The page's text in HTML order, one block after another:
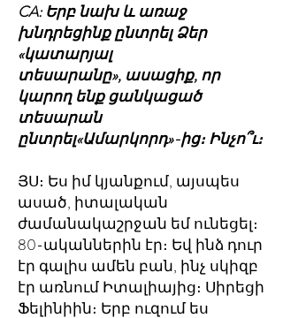
CA: Երբ նախ և առաջ
խնդրեցինք ընտրել Ձեր
«կատարյալ
տեսարանը», ասացիք, որ
կարող ենք ցանկացած
տեսարան
ընտրել«Ամարկորդ»-ից։ Ինչո՞ւ։
ՅՍ։ Ես իմ կյանքում, այսպես
ասած, իտալական
ժամանակաշրջան եմ ունեցել։
80-ականներին էր։ Եվ ինձ դուր
էր գալիս ամեն բան, ինչ սկիզբ
էր առնում Իտալիայից։ Սիրեցի
Ֆելինիին։ Երբ ուզում ես